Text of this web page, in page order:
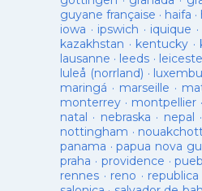
guyane française · haifa ·
iowa · ipswich · iquique ·
kazakhstan · kentucky ·
lausanne · leeds ·
luleå (norrland) ·
maringá · marseille ·
monterrey · montpellier ·
natal · nebraska · nepal ·
nottingham ·
panama ·papua nova
praha · providence ·
rennes · reno ·